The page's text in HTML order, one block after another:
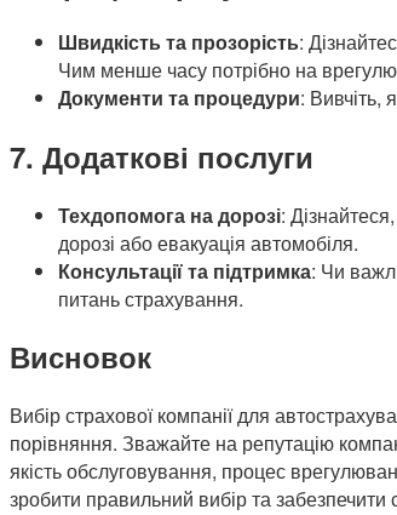
Швидкість та прозорість:
Чим менше часу потрібно на
Документи та процедури: Вивчіть,
7. Додаткові послуги
Техдопомога на дорозі:
дорозі або евакуація автомобіля.
Консультації та підтримка: Чи
питань страхування.
Висновок
Вибір страхової компанії для
порівняння. Зважайте на репутацію
якість обслуговування, процес
зробити правильний вибір та забезпечити